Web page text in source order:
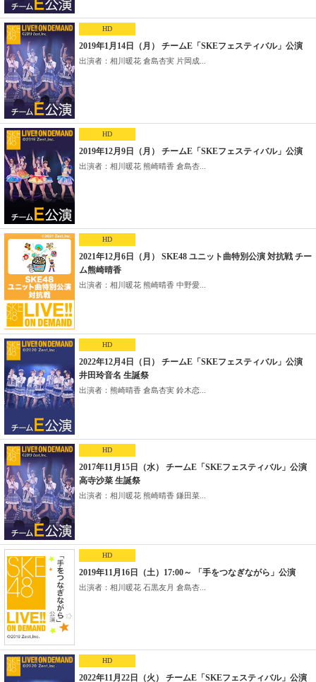
HD
2019年1月14日（月） チームE「SKEフェスティバル」公演
出演者：相川暖花 倉島杏実 片岡成...
HD
2019年12月9日（月） チームE「SKEフェスティバル」公演
出演者：相川暖花 熊崎晴香 倉島杏...
HD
2021年12月6日（月） SKE48 ユニット曲特別公演 対抗戦 チー
ム熊崎晴香
出演者：相川暖花 熊崎晴香 中野愛...
HD
2022年12月4日（日） チームE「SKEフェスティバル」公演
井田玲音名 生誕祭
出演者：熊崎晴香 倉島杏実 鈴木恋...
HD
2017年11月15日（水） チームE「SKEフェスティバル」公演
高寺沙菜 生誕祭
出演者：相川暖花 熊崎晴香 鎌田菜...
HD
2019年11月16日（土）17:00～ 「手をつなぎながら」公演
出演者：相川暖花 石黒友月 倉島杏...
HD
2022年11月22日（火） チームE「SKEフェスティバル」公演